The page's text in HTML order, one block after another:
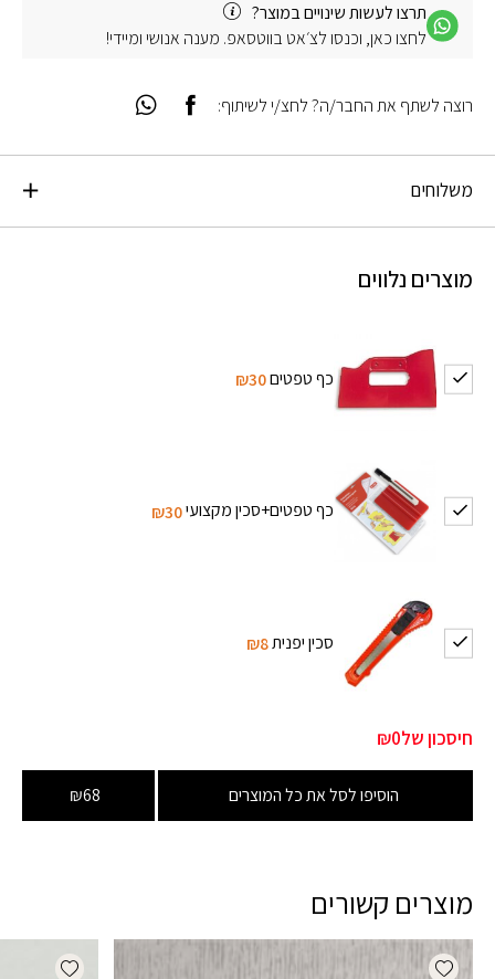
תרצו לעשות שינויים במוצר?
לחצו כאן, וכנסו לצ׳אט בווטסאפ. מענה אנושי ומיידי!
משלוחים
מוצרים נלווים
כף טפטים₪30
כף טפטים+סכין מקצועי₪30
סכין יפנית₪8
חיסכון של₪0
הוסיפו לסל את כל המוצרים ₪68
רוצה לשתף את החבר/ה? לחצ/י לשיתוף:
מוצרים קשורים
Add wishlist
wishlist